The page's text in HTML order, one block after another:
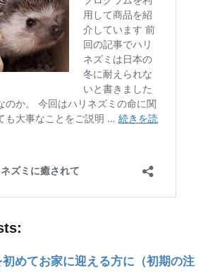
めてお家に迎える方に（初期の注